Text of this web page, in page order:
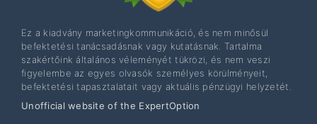
Ez a kiadvány marketingkommunikáció, és nem minősül
befektetési tanácsadásnak vagy kutatásnak. Tartalma
szakértőink általános véleményét tükrözi, és nem veszi
figyelembe az egyes olvasók személyes körülményeit,
befektetési tapasztalatait vagy aktuális pénzügyi helyzetét.
Unofficial website of the ExpertOption